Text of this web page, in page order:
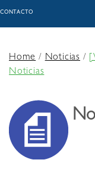
CONTACTO
Home/Noticias /
Noticias